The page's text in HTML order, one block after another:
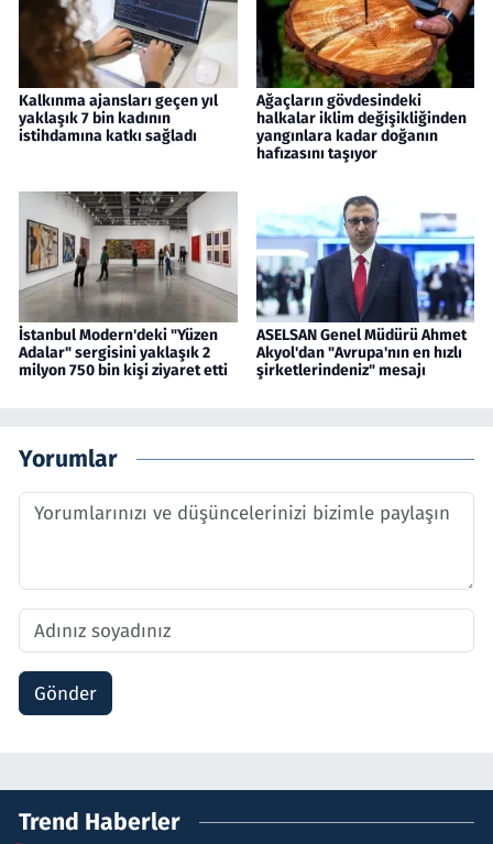
Kalkınma ajansları geçen yıl
yaklaşık 7 bin kadının
istihdamına katkı sağladı
Ağaçların gövdesindeki
halkalar iklim değişikliğinden
yangınlara kadar doğanın
hafızasını taşıyor
İstanbul Modern'deki "Yüzen
Adalar" sergisini yaklaşık 2
milyon 750 bin kişi ziyaret etti
ASELSAN Genel Müdürü Ahmet
Akyol'dan "Avrupa'nın en hızlı
şirketlerindeniz" mesajı
Yorumlar
Gönder
Trend Haberler